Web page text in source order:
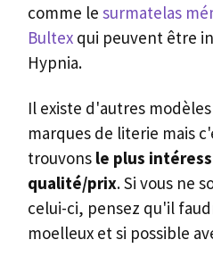
comme le surmatelas
Bultex qui peuvent être
Hypnia.
Il existe d'autres
marques de literie mais
trouvons le plus
qualité/prix. Si vous ne
celui-ci, pensez qu'il
moelleux et si possible